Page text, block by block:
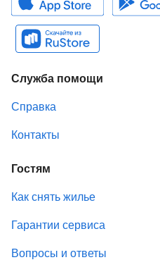
Служба помощи
Справка
Контакты
Гостям
Как снять жилье
Гарантии сервиса
Вопросы и ответы